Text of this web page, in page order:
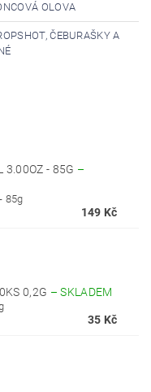
OLOVA
ČEBURAŠKY A
3.00OZ - 85G –
85g
149 Kč
0,2G –SKLADEM
35 Kč